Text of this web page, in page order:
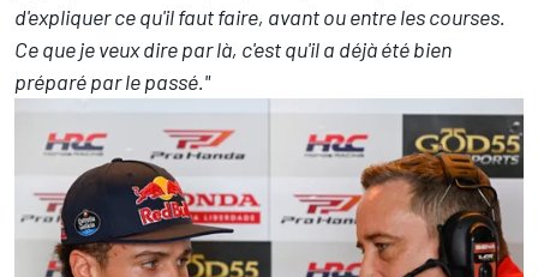
d'expliquer ce qu'il faut faire, avant ou entre les courses.
Ce que je veux dire par là, c'est qu'il a déjà été bien
préparé par le passé."